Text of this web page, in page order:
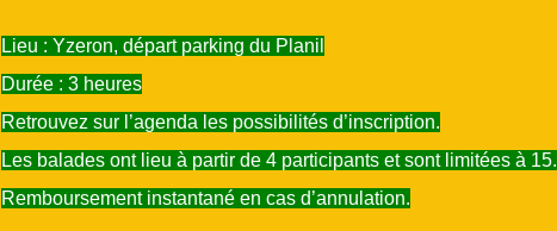
Lieu : Yzeron, départ parking du Planil
Durée : 3 heures
Retrouvez sur l’agenda les possibilités d’inscription.
Les balades ont lieu à partir de 4 participants et sont limitées à 15.
Remboursement instantané en cas d’annulation.